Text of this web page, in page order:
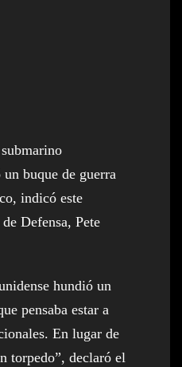
buque de guerra
indicó este
Defensa, Pete
hundió un
pensaba estar a
En lugar de
torpedo”, declaró el